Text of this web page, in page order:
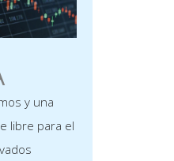
y una
libre para el